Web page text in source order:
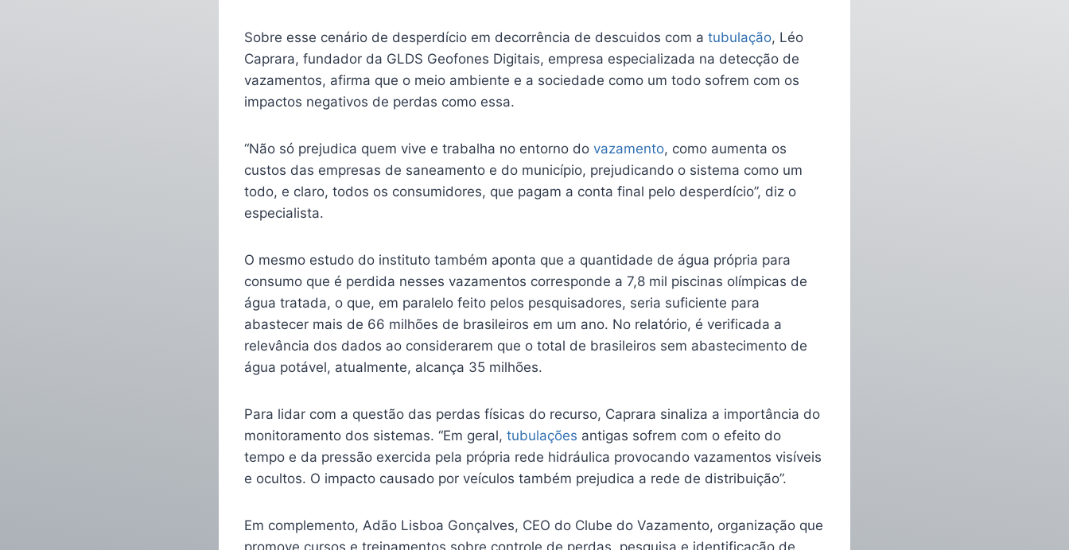
Sobre esse cenário de desperdício em decorrência de descuidos com a tubulação, Léo
Caprara, fundador da GLDS Geofones Digitais, empresa especializada na detecção de
vazamentos, afirma que o meio ambiente e a sociedade como um todo sofrem com os
impactos negativos de perdas como essa.
“Não só prejudica quem vive e trabalha no entorno do vazamento, como aumenta os
custos das empresas de saneamento e do município, prejudicando o sistema como um
todo, e claro, todos os consumidores, que pagam a conta final pelo desperdício”, diz o
especialista.
O mesmo estudo do instituto também aponta que a quantidade de água própria para
consumo que é perdida nesses vazamentos corresponde a 7,8 mil piscinas olímpicas de
água tratada, o que, em paralelo feito pelos pesquisadores, seria suficiente para
abastecer mais de 66 milhões de brasileiros em um ano. No relatório, é verificada a
relevância dos dados ao considerarem que o total de brasileiros sem abastecimento de
água potável, atualmente, alcança 35 milhões.
Para lidar com a questão das perdas físicas do recurso, Caprara sinaliza a importância do
monitoramento dos sistemas. “Em geral, tubulações antigas sofrem com o efeito do
tempo e da pressão exercida pela própria rede hidráulica provocando vazamentos visíveis
e ocultos. O impacto causado por veículos também prejudica a rede de distribuição”.
Em complemento, Adão Lisboa Gonçalves, CEO do Clube do Vazamento, organização que
promove cursos e treinamentos sobre controle de perdas, pesquisa e identificação de